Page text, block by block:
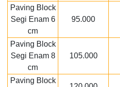
Paving Block
Segi Enam 6
cm
95.000
Paving Block
Segi Enam 8
cm
105.000
Paving Block